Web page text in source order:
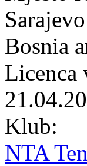
Sarajevo
Bosnia
Licenca
Klub:
NTA